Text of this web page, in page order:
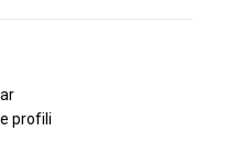
profili